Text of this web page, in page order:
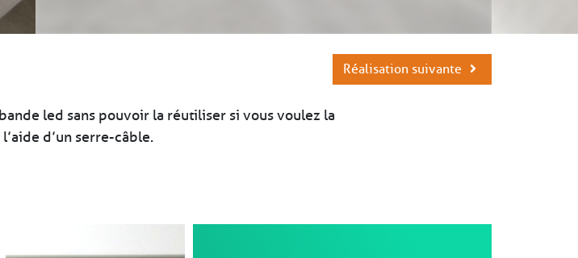
Réalisation suivante
led sans pouvoir la réutiliser si vous voulez la
d’un serre-câble.